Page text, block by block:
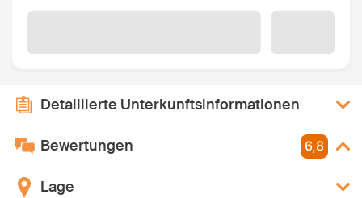
Detaillierte Unterkunftsinformationen
Bewertungen 6,8
Lage